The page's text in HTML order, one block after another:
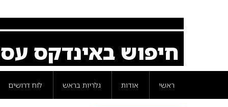
חיפוש באינדקס
ראשי אודות גלריות בראש לוח דרושים